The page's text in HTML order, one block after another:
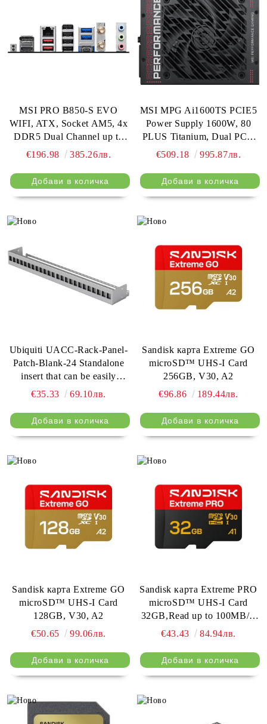
MSI PRO B850-S EVO
WIFI, ATX, Socket AM5, 4x
DDR5 Dual Channel up to
8200(OC)MHz, 2x PCIe x16
2.0, 2x USB 5Gbps, 2x USB
10Gbps, 1x USB 10Gbps
Type-C, HDMI, DP, 7.1 HD
Audio, 5G LAN, WiFI 7, BT,
€196.98 385.26лв.
MSI MPG Ai1600TS PCIE5
Power Supply 1600W, 80
PLUS Titanium, Dual PCIe
5.1 Cables, ATX 3.1,
Fan Stop,
OVP/OCP/OTP/OPP/SCP/
Braided Cables, Dimensions:
190mmx150mmx86mm, 12Y
€509.18 995.87лв.
Ubiquiti UACC-Rack-Panel-
Patch-Blank-24 Standalone
insert that can be easily
installed into an existing
create a clean, uniform
aesthetic
€35.33 69.10лв.
Sandisk карта Extreme GO
microSD™ UHS-I Card
256GB, V30, A2
€96.86
189.44лв.
Sandisk карта Extreme GO
microSD™ UHS-I Card
128GB, V30, A2
€50.65
99.06лв.
Sandisk карта Extreme PRO
microSD™ UHS-I Card
32GB,Read up to 100MB/s,
Write 90MB/s
€43.43 84.94лв.